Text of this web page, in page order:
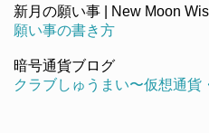
新月の願い事 | New Moon
願い事の書き方
暗号通貨ブログ
クラブしゅうまい〜仮想通貨